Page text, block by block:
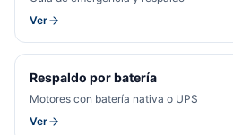
Ver
Respaldo por batería
Motores con batería nativa o UPS
Ver